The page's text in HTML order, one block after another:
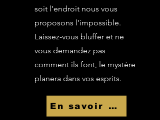
soit l’endroit nous vous
proposons l’impossible.
Laissez-vous bluffer et ne
vous demandez pas
comment ils font, le mystère
planera dans vos esprits.
En savoir Plus